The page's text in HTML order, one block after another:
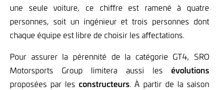
une seule voiture, ce chiffre est ramené à quatre
personnes, soit un ingénieur et trois personnes dont
chaque équipe est libre de choisir les affectations.
Pour assurer la pérennité de la catégorie GT4, SRO
Motorsports Group limitera aussi les évolutions
proposées par les constructeurs. À partir de la saison